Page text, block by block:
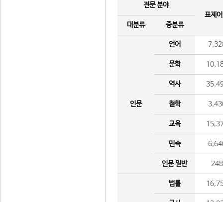
전문 분야
표제
대분류
중분류
인문
언어
문학
역사
철학
교육
민속
인문 일반 248
법률